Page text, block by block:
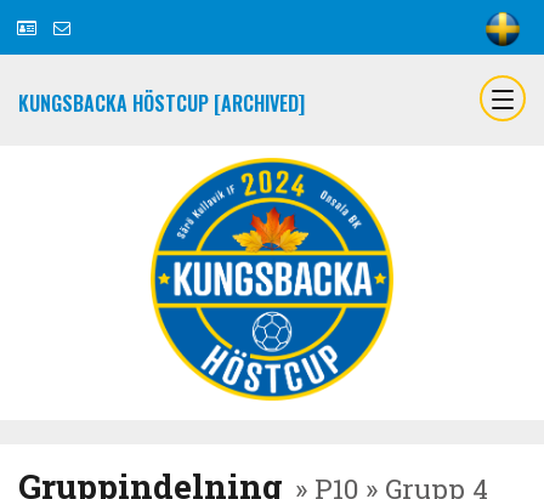
KUNGSBACKA HÖSTCUP [ARCHIVED]
Gruppindelning » P10 » Grupp 4